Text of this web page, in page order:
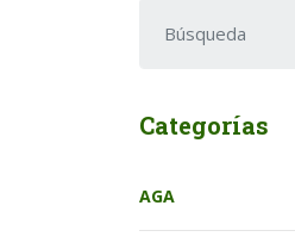
Categorías
AGA